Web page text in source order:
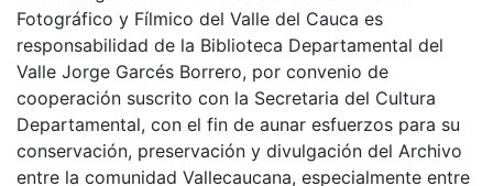
Fotográfico y Fílmico del Valle del Cauca es
responsabilidad de la Biblioteca Departamental del
Valle Jorge Garcés Borrero, por convenio de
cooperación suscrito con la Secretaria del Cultura
Departamental, con el fin de aunar esfuerzos para su
conservación, preservación y divulgación del Archivo
entre la comunidad Vallecaucana, especialmente entre